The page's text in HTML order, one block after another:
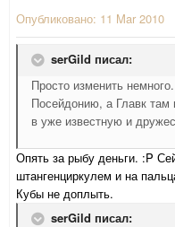
Опубликовано: 11 Mar 2010
serGild писал:
Просто изменить
Посейдонию, а Главк
в уже известную и
Опять за рыбу деньги. :P
штангенциркулем и на
Кубы не доплыть.
serGild писал: